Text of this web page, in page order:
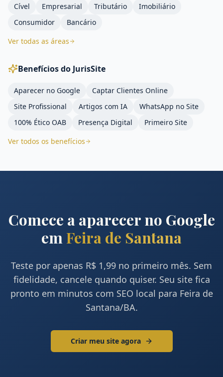
Cível
Empresarial Tributário
Imobiliário
Consumidor
Bancário
Ver todas as áreas
Benefícios do JurisSite
Aparecer no Google
Captar Clientes Online
Site Profissional
Artigos com IA
WhatsApp no Site
100% Ético OAB
Presença Digital
Primeiro Site
Ver todos os benefícios
Comece a aparecer no Google
emFeira de Santana
Teste por apenas R$ 1,99 no primeiro mês. Sem
fidelidade, cancele quando quiser. Seu site fica
pronto em minutos com SEO local para Feira de
Santana/BA.
Criar meu site agora